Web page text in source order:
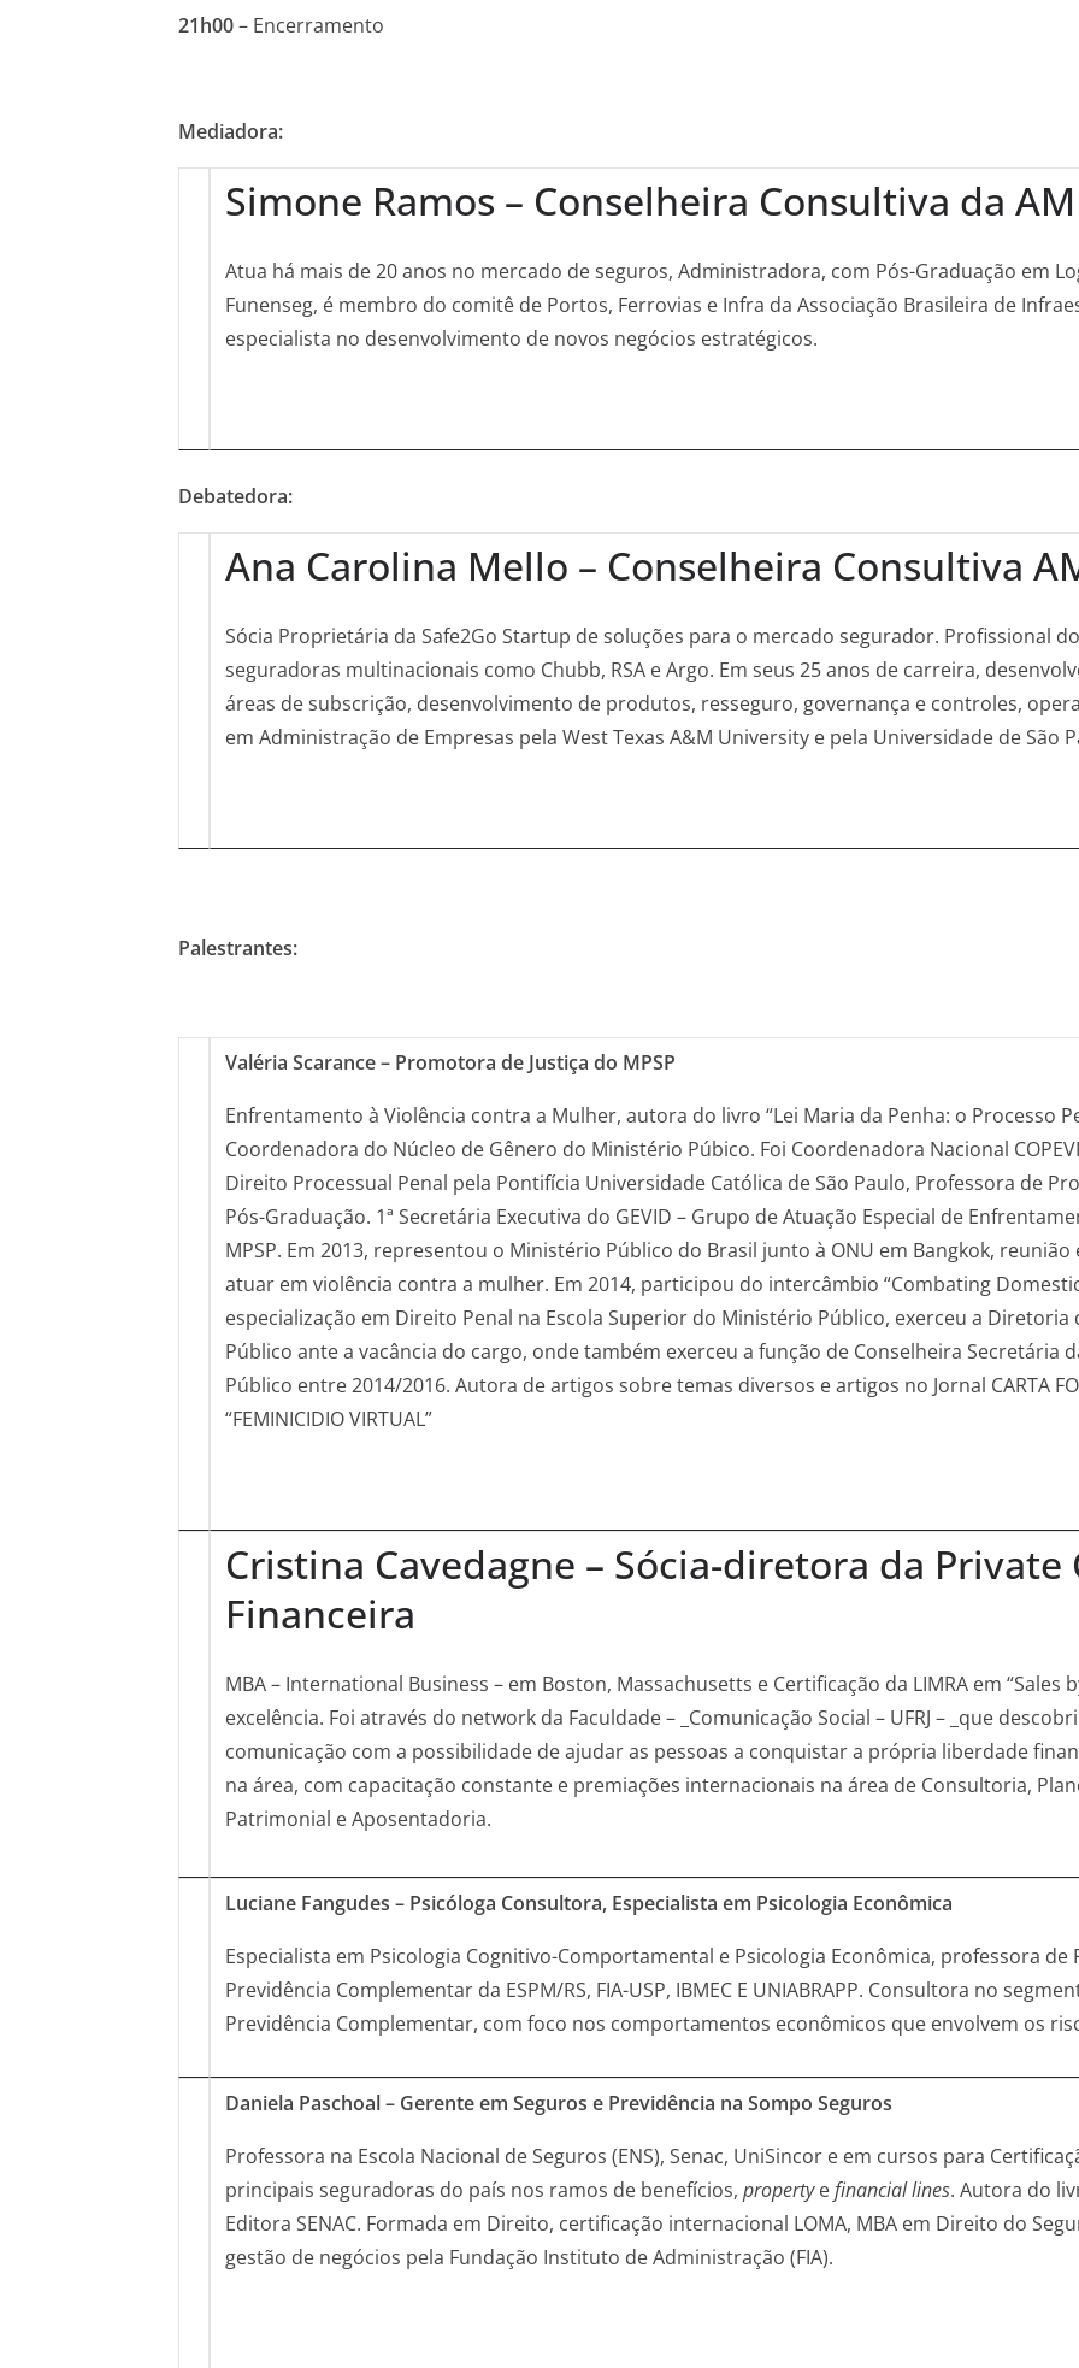
21h00– Encerramento
Mediadora:
Simone Ramos – Conselheira Consultiva da
Atua há mais de 20 anos no mercado de seguros, Administradora, com Pós-Graduação em
Funenseg, é membro do comitê de Portos, Ferrovias e Infra da Associação Brasileira de
especialista no desenvolvimento de novos negócios estratégicos.
Debatedora:
Ana Carolina Mello – Conselheira Consultiva
Sócia Proprietária da Safe2Go Startup de soluções para o mercado segurador. Profissional
seguradoras multinacionais como Chubb, RSA e Argo. Em seus 25 anos de carreira,
áreas de subscrição, desenvolvimento de produtos, resseguro, governança e controles,
em Administração de Empresas pela West Texas A&M University e pela Universidade de São
Palestrantes:
Valéria Scarance – Promotora de Justiça do MPSP
Enfrentamento à Violência contra a Mulher, autora do livro “Lei Maria da Penha: o Processo
Coordenadora do Núcleo de Gênero do Ministério Púbico. Foi Coordenadora Nacional
Direito Processual Penal pela Pontifícia Universidade Católica de São Paulo, Professora de
Pós-Graduação. 1ª Secretária Executiva do GEVID – Grupo de Atuação Especial de
MPSP. Em 2013, representou o Ministério Público do Brasil junto à ONU em Bangkok,
atuar em violência contra a mulher. Em 2014, participou do intercâmbio “Combating
especialização em Direito Penal na Escola Superior do Ministério Público, exerceu a
Público ante a vacância do cargo, onde também exerceu a função de Conselheira Secretária
Público entre 2014/2016. Autora de artigos sobre temas diversos e artigos no Jornal CARTA
“FEMINICIDIO VIRTUAL”
Cristina Cavedagne – Sócia-diretora da
Financeira
MBA – International Business – em Boston, Massachusetts e Certificação da LIMRA em “Sales
excelência. Foi através do network da Faculdade – _Comunicação Social – UFRJ – _que
comunicação com a possibilidade de ajudar as pessoas a conquistar a própria liberdade
na área, com capacitação constante e premiações internacionais na área de Consultoria,
Patrimonial e Aposentadoria.
Luciane Fangudes – Psicóloga Consultora, Especialista em Psicologia Econômica
Especialista em Psicologia Cognitivo-Comportamental e Psicologia Econômica, professora de
Previdência Complementar da ESPM/RS, FIA-USP, IBMEC E UNIABRAPP. Consultora no
Previdência Complementar, com foco nos comportamentos econômicos que envolvem os
Daniela Paschoal – Gerente em Seguros e Previdência na Sompo Seguros
Professora na Escola Nacional de Seguros (ENS), Senac, UniSincor e em cursos para
principais seguradoras do país nos ramos de benefícios, propertyefinancial lines. Autora do
Editora SENAC. Formada em Direito, certificação internacional LOMA, MBA em Direito do
gestão de negócios pela Fundação Instituto de Administração (FIA).